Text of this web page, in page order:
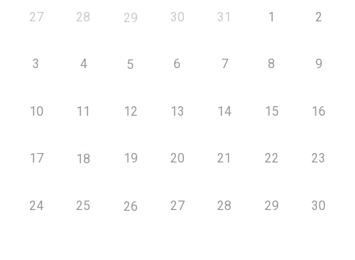
27 28 29 30 31 1 2
3 4 5 6 7 8 9
10 11 12 13 14 15 16
17 18 19 20 21 22 23
24 25 26 27 28 29 30